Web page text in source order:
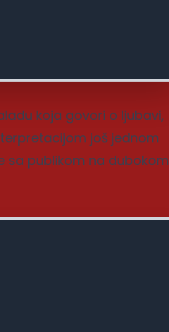
koja govori o ljubavi,
još jednom
sa publikom na dubokom